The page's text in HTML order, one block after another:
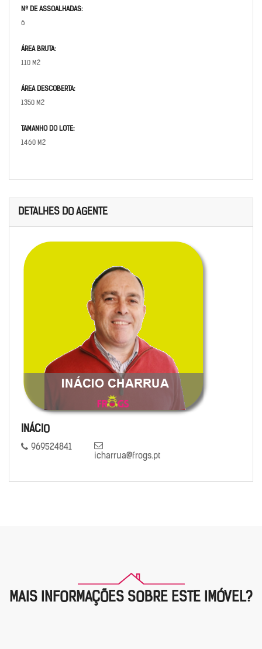
Nº DE ASSOALHADAS:
6
ÁREA BRUTA:
110 M2
ÁREA DESCOBERTA:
1350 M2
TAMANHO DO LOTE:
1460 M2
DETALHES DO AGENTE
INÁCIO
969524841
icharrua@frogs.pt
MAIS INFORMAÇÕES SOBRE ESTE IMÓVEL?